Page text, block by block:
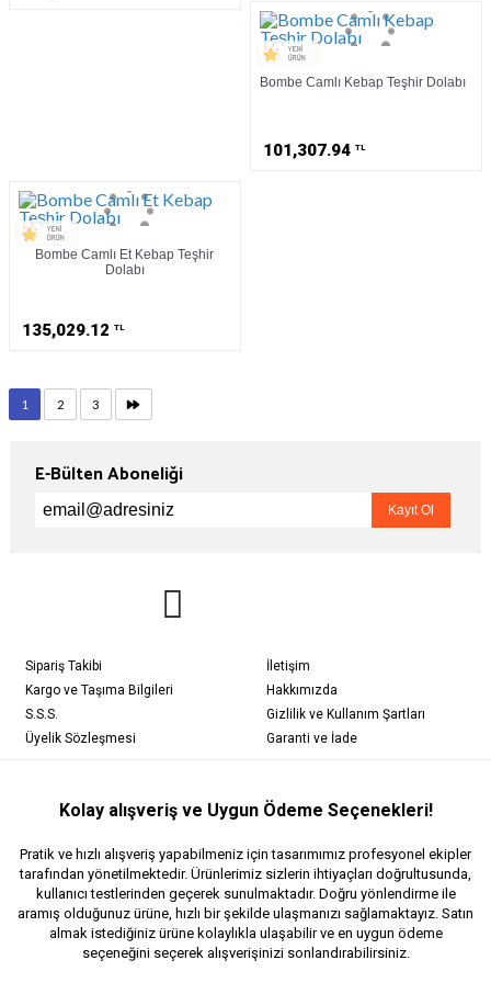
Bombe Camlı Kebap Teşhir Dolabı
101,307.94 TL
Bombe Camlı Et Kebap Teşhir
Dolabı
135,029.12 TL
1 2 3
E-Bülten Aboneliği
Sipariş Takibi
Kargo ve Taşıma Bilgileri
S.S.S.
Üyelik Sözleşmesi
İletişim
Hakkımızda
Gizlilik ve Kullanım Şartları
Garanti ve İade
Kolay alışveriş ve Uygun Ödeme Seçenekleri!
Pratik ve hızlı alışveriş yapabilmeniz için tasarımımız profesyonel ekipler
tarafından yönetilmektedir. Ürünlerimiz sizlerin ihtiyaçları doğrultusunda,
kullanıcı testlerinden geçerek sunulmaktadır. Doğru yönlendirme ile
aramış olduğunuz ürüne, hızlı bir şekilde ulaşmanızı sağlamaktayız. Satın
almak istediğiniz ürüne kolaylıkla ulaşabilir ve en uygun ödeme
seçeneğini seçerek alışverişinizi sonlandırabilirsiniz.